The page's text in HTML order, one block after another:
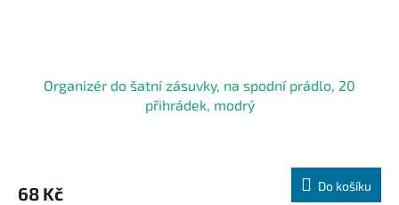
Organizér do šatní zásuvky, na spodní prádlo, 20
přihrádek, modrý
68 Kč Do košíku